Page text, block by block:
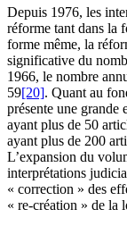
Depuis 1976, les
réforme tant dans la
forme même, la
significative du
1966, le nombre
59[20]. Quant au
présente une
ayant plus de 50
ayant plus de 200
L’expansion du
interprétations
« correction » des
« re-création » de la